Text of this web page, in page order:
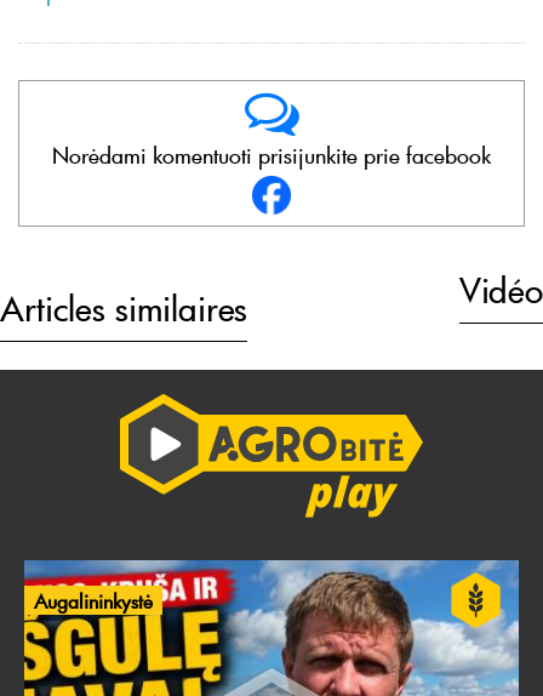
Norėdami komentuoti prisijunkite prie facebook
Articles similaires Vidéo
Augalininkystė